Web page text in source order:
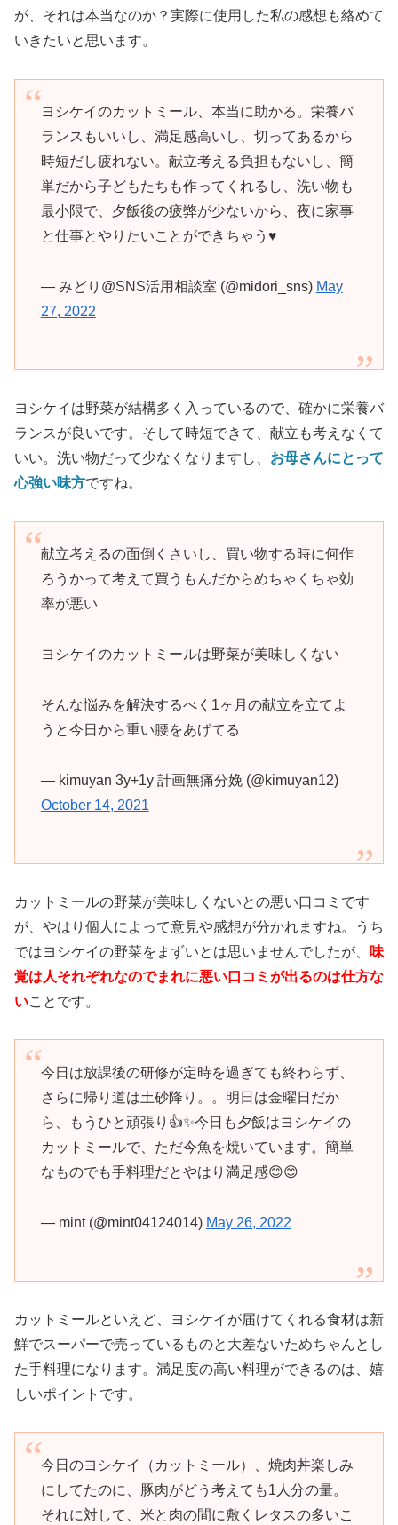
が、それは本当なのか？実際に使用した私の感想も絡めて
いきたいと思います。
ヨシケイのカットミール、本当に助かる。栄養バ
ランスもいいし、満足感高いし、切ってあるから
時短だし疲れない。献立考える負担もないし、簡
単だから子どもたちも作ってくれるし、洗い物も
最小限で、夕飯後の疲弊が少ないから、夜に家事
と仕事とやりたいことができちゃう♥️
— みどり@SNS活用相談室 (@midori_sns) May
27, 2022
ヨシケイは野菜が結構多く入っているので、確かに栄養バ
ランスが良いです。そして時短できて、献立も考えなくて
いい。洗い物だって少なくなりますし、 お母さんにとって
心強い味方ですね。
献立考えるの面倒くさいし、買い物する時に何作
ろうかって考えて買うもんだからめちゃくちゃ効
率が悪い
ヨシケイのカットミールは野菜が美味しくない
そんな悩みを解決するべく1ヶ月の献立を立てよ
うと今日から重い腰をあげてる
— kimuyan 3y+1y 計画無痛分娩 (@kimuyan12)
October 14, 2021
カットミールの野菜が美味しくないとの悪い口コミです
が、やはり個人によって意見や感想が分かれますね。うち
ではヨシケイの野菜をまずいとは思いませんでしたが、
味
覚は人それぞれなのでまれに悪い口コミが出るのは仕方な
いことです。
今日は放課後の研修が定時を過ぎても終わらず、
さらに帰り道は土砂降り。。明日は金曜日だか
ら、もうひと頑張り👍✨今日も夕飯はヨシケイの
カットミールで、ただ今魚を焼いています。簡単
なものでも手料理だとやはり満足感😊😊
— mint (@mint04124014) May 26, 2022
カットミールといえど、ヨシケイが届けてくれる食材は新
鮮でスーパーで売っているものと大差ないためちゃんとし
た手料理になります。満足度の高い料理ができるのは、嬉
しいポイントです。
今日のヨシケイ（カットミール）、焼肉丼楽しみ
にしてたのに、豚肉がどう考えても1人分の量。
それに対して、米と肉の間に敷くレタスの多いこ